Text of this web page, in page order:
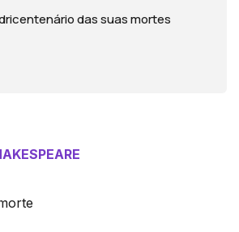
das suas mortes